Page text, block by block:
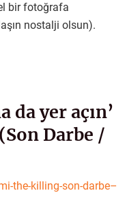
bir fotoğrafa
nostalji olsun).
da yer açın’
Darbe /